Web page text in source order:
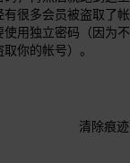
很多会员被盗取了帐
用独立密码（因为不
你的帐号）。
清除痕迹